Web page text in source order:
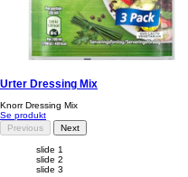
Urter Dressing Mix
Knorr Dressing Mix
Se produkt
Previous
Next
slide 1
slide 2
slide 3